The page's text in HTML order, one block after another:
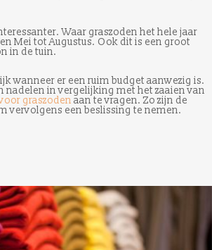
Waar graszoden het hele jaar
Mei tot Augustus. Ook dit is een groot
in de tuin.
wanneer er een ruim budget aanwezig is.
nadelen in vergelijking met het zaaien van
graszoden aan te vragen. Zo zijn de
vervolgens een beslissing te nemen.